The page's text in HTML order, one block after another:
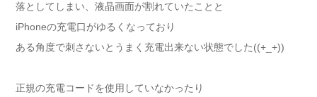
落としてしまい、液晶画面が割れていたことと
iPhoneの充電口がゆるくなっており
ある角度で刺さないとうまく充電出来ない状態でした((+_+))
正規の充電コードを使用していなかったり